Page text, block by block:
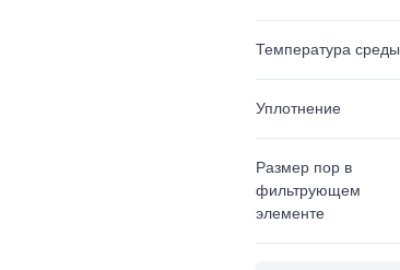
Температура среды
Уплотнение
Размер пор в
фильтрующем
элементе